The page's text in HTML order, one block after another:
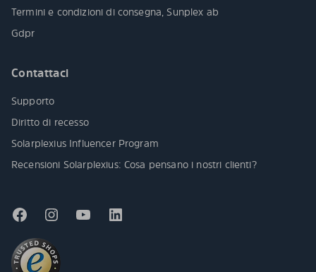
Termini e condizioni di consegna, Sunplex ab
Gdpr
Contattaci
Supporto
Diritto di recesso
Solarplexius Influencer Program
Recensioni Solarplexius: Cosa pensano i nostri clienti?